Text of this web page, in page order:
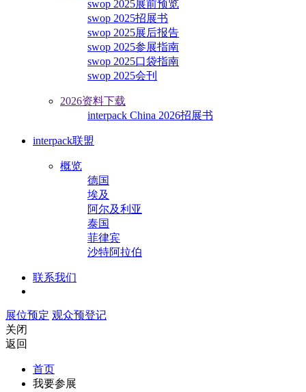
swop 2025展前预览
swop 2025招展书
swop 2025展后报告
swop 2025参展指南
swop 2025口袋指南
swop 2025会刊
2026资料下载
interpack China 2026招展书
interpack联盟
概览
德国
埃及
阿尔及利亚
泰国
菲律宾
沙特阿拉伯
联系我们
展位预定 观众预登记
关闭
返回
首页
我要参展